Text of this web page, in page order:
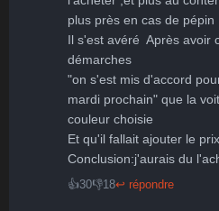
plus près en cas de pépin
Il s'est avéré  Après avoir
démarches
"on s'est mis d'accord
mardi prochain" que la
couleur choisie
Et qu'il fallait ajouter le
👍30👎18↩ répondre